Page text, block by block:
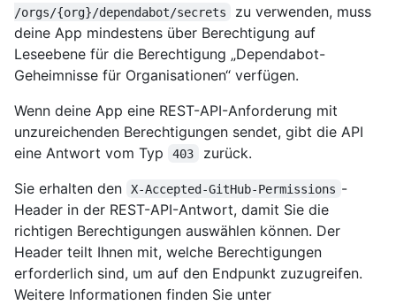
/orgs/{org}/dependabot/secrets
zu verwenden, muss
deine App mindestens über Berechtigung auf
Leseebene für die Berechtigung „Dependabot-
Geheimnisse für Organisationen“ verfügen.
Wenn deine App eine REST-API-Anforderung mit
unzureichenden Berechtigungen sendet, gibt die API
eine Antwort vom Typ
403
zurück.
Sie erhalten den
X-Accepted-GitHub-Permissions -
Header in der REST-API-Antwort, damit Sie die
richtigen Berechtigungen auswählen können. Der
Header teilt Ihnen mit, welche Berechtigungen
erforderlich sind, um auf den Endpunkt zuzugreifen.
Weitere Informationen finden Sie unter